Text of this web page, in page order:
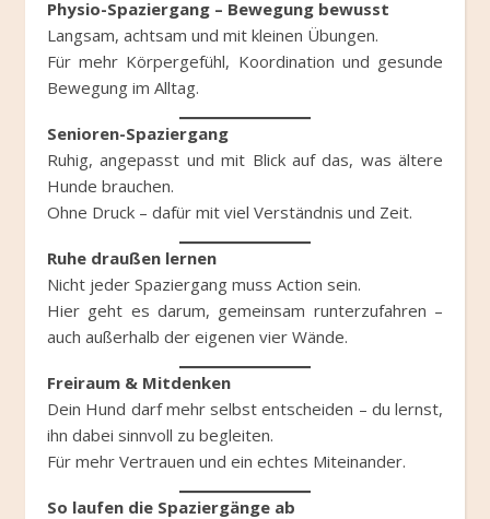
Physio-Spaziergang – Bewegung bewusst
Langsam, achtsam und mit kleinen Übungen.
Für mehr Körpergefühl, Koordination und gesunde
Bewegung im Alltag.
Senioren-Spaziergang
Ruhig, angepasst und mit Blick auf das, was ältere
Hunde brauchen.
Ohne Druck – dafür mit viel Verständnis und Zeit.
Ruhe draußen lernen
Nicht jeder Spaziergang muss Action sein.
Hier geht es darum, gemeinsam runterzufahren –
auch außerhalb der eigenen vier Wände.
Freiraum & Mitdenken
Dein Hund darf mehr selbst entscheiden – du lernst,
ihn dabei sinnvoll zu begleiten.
Für mehr Vertrauen und ein echtes Miteinander.
So laufen die Spaziergänge ab